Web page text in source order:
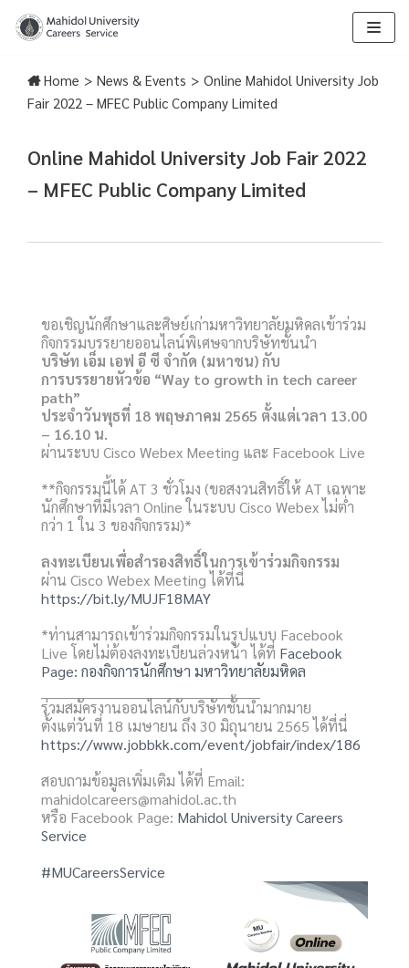
to
content
Home > News & Events > Online Mahidol University Job
Fair 2022 – MFEC Public Company Limited
Online Mahidol University Job Fair 2022
– MFEC Public Company Limited
ขอเชิญนักศึกษาและศิษย์เก่ามหาวิทยาลัยมหิดลเข้าร่วม
กิจกรรมบรรยายออนไลน์พิเศษจากบริษัทชั้นนำ
บริษัท เอ็ม เอฟ อี ซี จำกัด (มหาชน) กับ
การบรรยายหัวข้อ “Way to growth in tech career
path”
ประจำวันพุธที่ 18 พฤษภาคม 2565 ตั้งแต่เวลา 13.00
– 16.10 น.
ผ่านระบบ Cisco Webex Meeting และ Facebook Live
**กิจกรรมนี้ได้ AT 3 ชั่วโมง (ขอสงวนสิทธิ์ให้ AT เฉพาะ
นักศึกษาที่มีเวลา Online ในระบบ Cisco Webex ไม่ต่ำ
กว่า 1 ใน 3 ของกิจกรรม)*
ลงทะเบียนเพื่อสำรองสิทธิ์ในการเข้าร่วมกิจกรรม
ผ่าน Cisco Webex Meeting ได้ที่นี่
https://bit.ly/MUJF18MAY
*ท่านสามารถเข้าร่วมกิจกรรมในรูปแบบ Facebook
Live โดยไม่ต้องลงทะเบียนล่วงหน้า ได้ที่ Facebook
Page: กองกิจการนักศึกษา มหาวิทยาลัยมหิดล
________________________________________________
ร่วมสมัครงานออนไลน์กับบริษัทชั้นนำมากมาย
ตั้งแต่วันที่ 18 เมษายน ถึง 30 มิถุนายน 2565 ได้ที่นี่
https://www.jobbkk.com/event/jobfair/index/186
สอบถามข้อมูลเพิ่มเติม ได้ที่ Email:
mahidolcareers@mahidol.ac.th
หรือ Facebook Page: Mahidol University Careers
Service
#MUCareersService